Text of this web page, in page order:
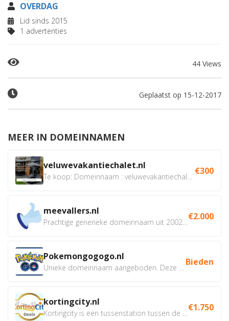
OVERDAG
Lid sinds 2015
1 advertenties
44 Views
Geplaatst op 15-12-2017
MEER IN DOMEINNAMEN
veluwevakantiechalet.nl €300
meevallers.nl €2.000
Pokemongogogo.nl Bieden
kortingcity.nl €1.750